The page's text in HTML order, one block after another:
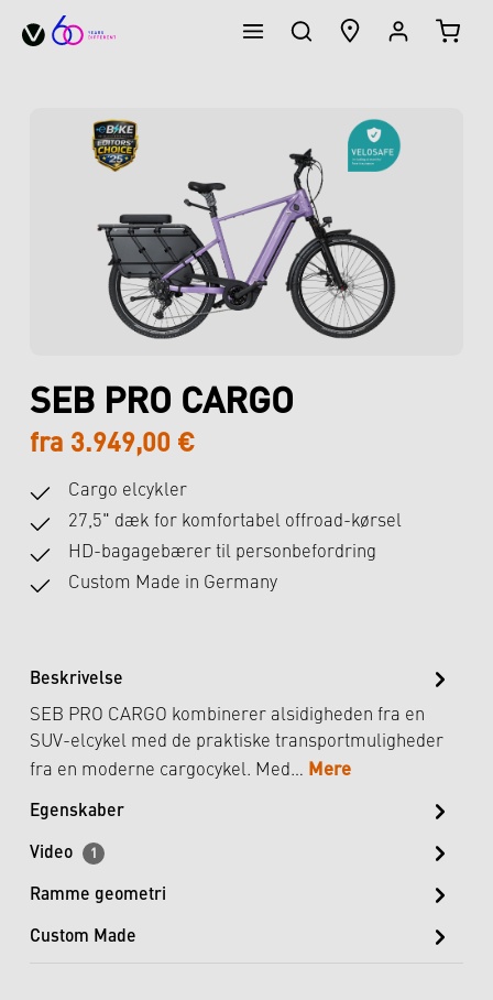
Spring over billedgalleri
SEB PRO CARGO
fra 3.949,00 €
Cargo elcykler
27,5" dæk for komfortabel offroad-kørsel
HD-bagagebærer til personbefordring
Custom Made in Germany
Beskrivelse
SEB PRO CARGO kombinerer alsidigheden fra en
SUV-elcykel med de praktiske transportmuligheder
fra en moderne cargocykel. Med… Mere
Egenskaber
Video
1
Ramme geometri
Custom Made